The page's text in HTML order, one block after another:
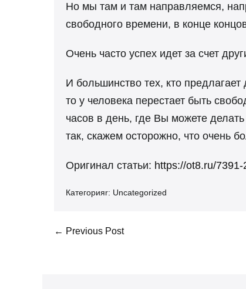
Но мы там и там направляемся,
свободного времени, в конце
Очень часто успех идет за счет
И большинство тех, кто
то у человека перестает быть
часов в день, где Вы можете
так, скажем осторожно, что очень
Оригинал статьи: https://ot8.ru/7391-
Категорияr: Uncategorized
Post
← Previous Post